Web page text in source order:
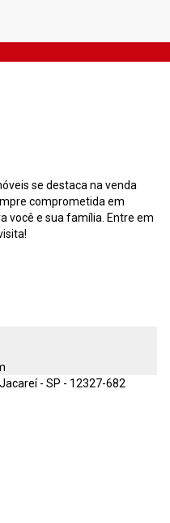
se destaca na venda
comprometida em
você e sua família. Entre em
- SP - 12327-682